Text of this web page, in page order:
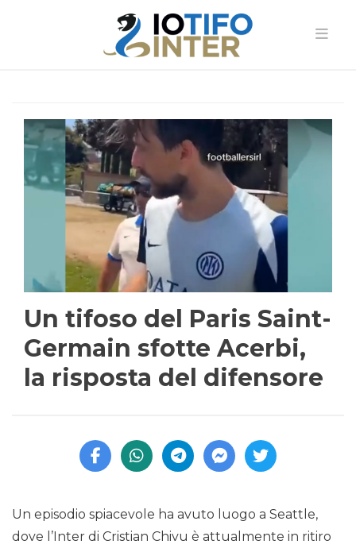
Un tifoso del Paris Saint-
Germain sfotte Acerbi,
la risposta del difensore
Un episodio spiacevole ha avuto luogo a Seattle,
dove l’Inter di Cristian Chivu è attualmente in ritiro